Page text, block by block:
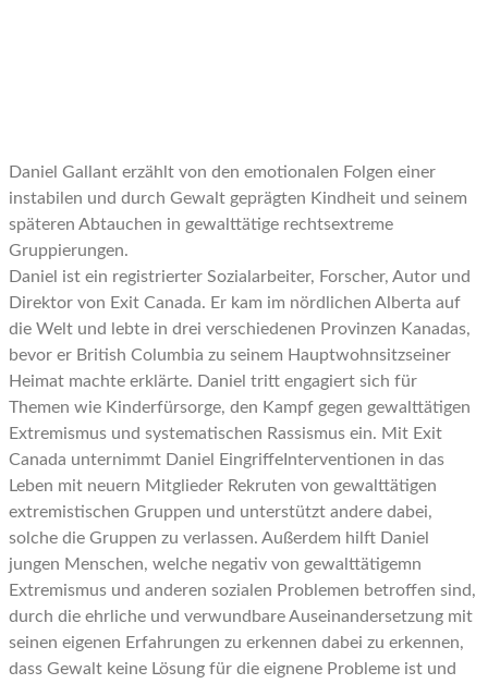
Daniel Gallant erzählt von den emotionalen Folgen einer
instabilen und durch Gewalt geprägten Kindheit und seinem
späteren Abtauchen in gewalttätige rechtsextreme
Gruppierungen.
Daniel ist ein registrierter Sozialarbeiter, Forscher, Autor und
Direktor von Exit Canada. Er kam im nördlichen Alberta auf
die Welt und lebte in drei verschiedenen Provinzen Kanadas,
bevor er British Columbia zu seinem Hauptwohnsitzseiner
Heimat machte erklärte. Daniel tritt engagiert sich für
Themen wie Kinderfürsorge, den Kampf gegen gewalttätigen
Extremismus und systematischen Rassismus ein. Mit Exit
Canada unternimmt Daniel EingriffeInterventionen in das
Leben mit neuern Mitglieder Rekruten von gewalttätigen
extremistischen Gruppen und unterstützt andere dabei,
solche die Gruppen zu verlassen. Außerdem hilft Daniel
jungen Menschen, welche negativ von gewalttätigemn
Extremismus und anderen sozialen Problemen betroffen sind,
durch die ehrliche und verwundbare Auseinandersetzung mit
seinen eigenen Erfahrungen zu erkennen dabei zu erkennen,
dass Gewalt keine Lösung für die eignene Probleme ist und